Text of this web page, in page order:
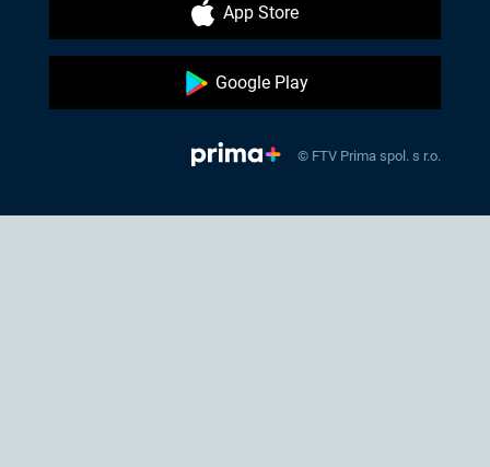
App Store
Google Play
© FTV Prima spol. s r.o.